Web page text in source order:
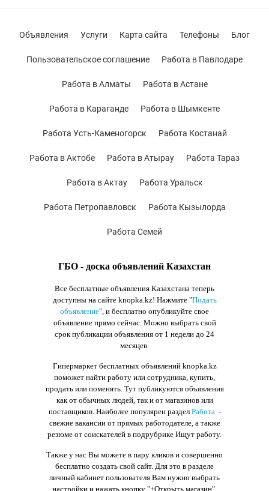
ГБО - доска объявлений Казахстан
Все бесплатные объявления Казахстана теперь
доступны на сайте knopka.kz! Нажмите "Подать
объявление", и бесплатно опубликуйте свое
объявление прямо сейчас. Можно выбрать свой
срок публикации объявления от 1 недели до 24
месяцев.
Гипермаркет бесплатных объявлений knopka.kz
поможет найти работу или сотрудника, купить,
продать или поменять. Тут публикуются объявления
как от обычных людей, так и от магазинов или
поставщиков. Наиболее популярен раздел Работа-
свежие вакансии от прямых работодателе, а также
резюме от соискателей в подрубрике Ищут работу.
Также у нас Вы можете в пару кликов и совершенно
бесплатно создать свой сайт. Для это в разделе
личный кабинет пользователя Вам нужно выбрать
настройки и нажать кнопку "+Открыть магазин"
Объявления Услуги Карта сайта Телефоны Блог
Пользовательское соглашение Работа в Павлодаре
Работа в Алматы Работа в Астане
Работа в Караганде Работа в Шымкенте
Работа Усть-Каменогорск Работа Костанай
Работа в Актобе Работа в Атырау Работа Тараз
Работа в Актау Работа Уральск
Работа Петропавловск Работа Кызылорда
Работа Семей